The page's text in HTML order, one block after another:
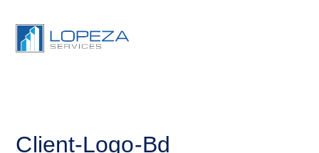
Client-Logo-Bd